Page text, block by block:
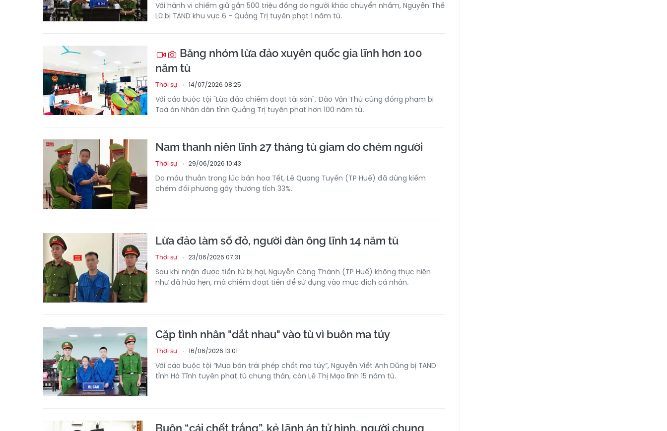
Với hành vi chiếm giữ gần 500 triệu đồng do người khác chuyển nhầm, Nguyễn Thế
Lữ bị TAND khu vực 6 - Quảng Trị tuyên phạt 1 năm tù.
Băng nhóm lừa đảo xuyên quốc gia lĩnh hơn 100
năm tù
Thời sự 14/07/2026 08:25
Với cáo buộc tội "Lừa đảo chiếm đoạt tài sản", Đào Văn Thủ cùng đồng phạm bị
Toà án Nhân dân tỉnh Quảng Trị tuyên phạt hơn 100 năm tù.
Nam thanh niên lĩnh 27 tháng tù giam do chém người
Thời sự 29/06/2026 10:43
Do mâu thuẫn trong lúc bán hoa Tết, Lê Quang Tuyến (TP Huế) đã dùng kiếm
chém đối phương gây thương tích 33%.
Lừa đảo làm sổ đỏ, người đàn ông lĩnh 14 năm tù
Thời sự 23/06/2026 07:31
Sau khi nhận được tiền từ bị hại, Nguyễn Công Thành (TP Huế) không thực hiện
như đã hứa hẹn, mà chiếm đoạt tiền để sử dụng vào mục đích cá nhân.
Cặp tình nhân "dắt nhau" vào tù vì buôn ma túy
Thời sự 16/06/2026 13:01
Với cáo buộc tội “Mua bán trái phép chất ma túy”, Nguyễn Viết Anh Dũng bị TAND
tỉnh Hà Tĩnh tuyên phạt tù chung thân, còn Lê Thị Mạo lĩnh 15 năm tù.
Buôn “cái chết trắng”, kẻ lãnh án tử hình, người chung